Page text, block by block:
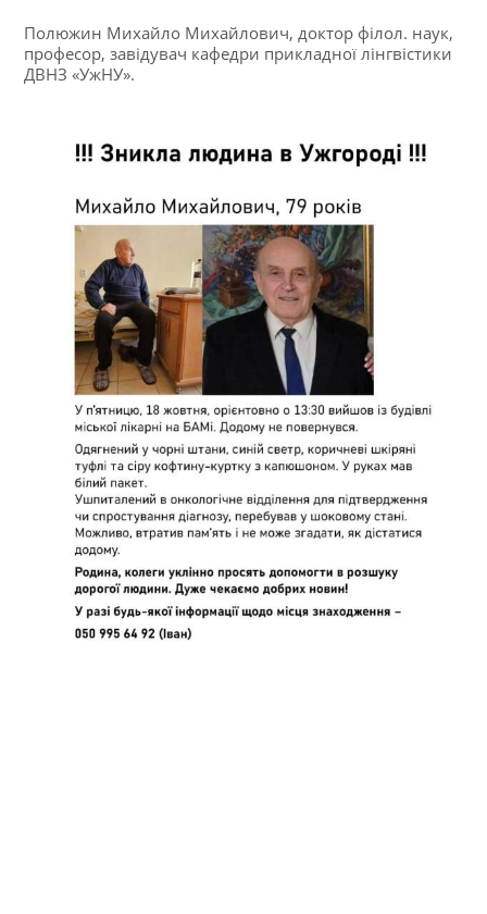
Полюжин Михайло Михайлович, доктор філол. наук,
професор, завідувач кафедри прикладної лінгвістики
ДВНЗ «УжНУ».